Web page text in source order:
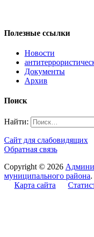
Полезные ссылки
Новости
Документы
Архив
Поиск
Найти:
Сайт для слабовидящих
Обратная связь
Copyright © 2026
муниципального района.
Карта сайта